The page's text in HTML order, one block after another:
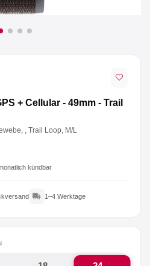
+ Cellular - 49mm - Trail
, Trail Loop, M/L
kündbar
1–4 Werktage